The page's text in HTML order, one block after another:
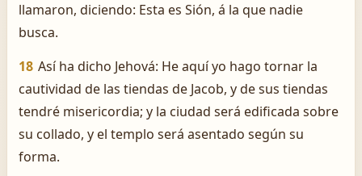
llamaron, diciendo: Esta es Sión, á la que nadie
busca.
18 Así ha dicho Jehová: He aquí yo hago tornar la
cautividad de las tiendas de Jacob, y de sus tiendas
tendré misericordia; y la ciudad será edificada sobre
su collado, y el templo será asentado según su
forma.